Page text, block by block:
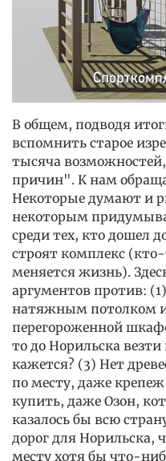
В общем, подводя
вспомнить старое
тысяча
причин". К нам
Некоторые думают и
некоторым
среди тех, кто дошел
строят комплекс
меняется жизнь).
аргументов против:
натяжным потолком
перегороженной
то до Норильска
кажется? (3) Нет
по месту, даже
купить, даже Озон,
казалось бы всю
дорог для Норильска,
месту хотя бы что-